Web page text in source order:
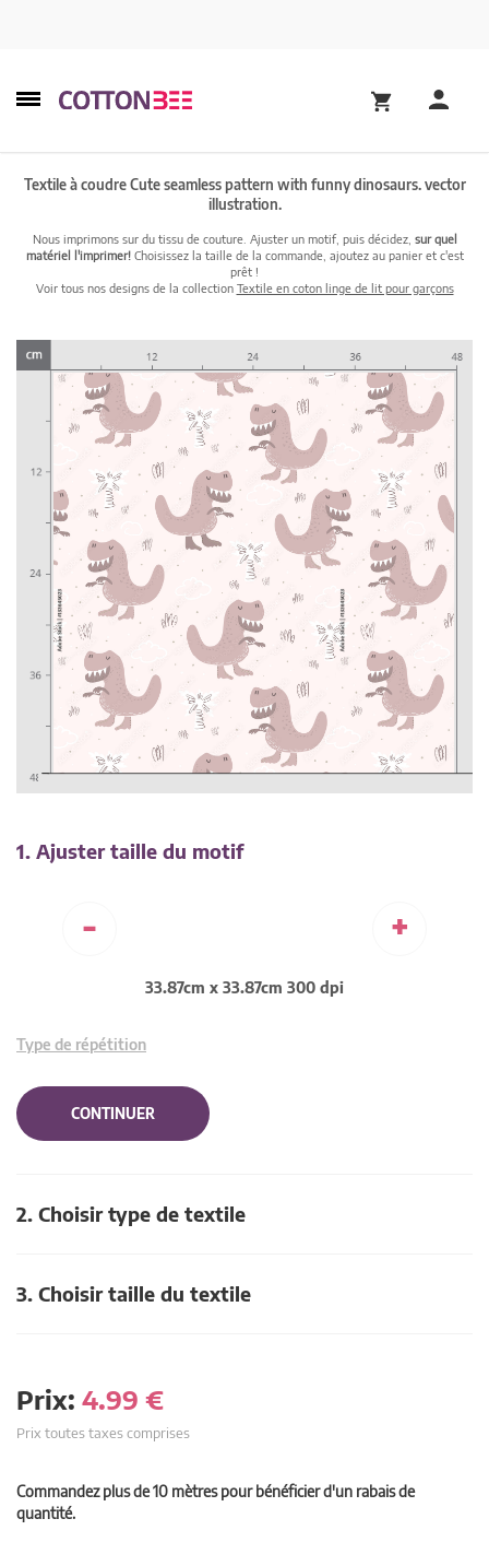
Textile à coudre Cute seamless pattern with funny dinosaurs. vector
illustration.
Nous imprimons sur du tissu de couture. Ajuster un motif, puis décidez, sur quel
matériel l'imprimer!Choisissez la taille de la commande, ajoutez au panier et c'est
prêt !
Voir tous nos designs de la collection Textile en coton linge de lit pour garçons
1. Ajuster taille du motif
- +
33.87cm x 33.87cm 300 dpi
Type de répétition
CONTINUER
2. Choisir type de textile
3. Choisir taille du textile
Prix: 4.99 €
Prix toutes taxes comprises
Commandez plus de 10 mètres pour bénéficier d'un rabais de
quantité.